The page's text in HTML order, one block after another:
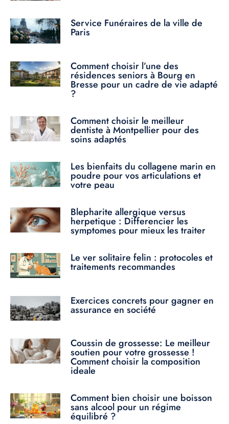
Service Funéraires de la ville de
Paris
Comment choisir l’une des
résidences seniors à Bourg en
Bresse pour un cadre de vie adapté
?
Comment choisir le meilleur
dentiste à Montpellier pour des
soins adaptés
Les bienfaits du collagene marin en
poudre pour vos articulations et
votre peau
Blepharite allergique versus
herpetique : Differencier les
symptomes pour mieux les traiter
Le ver solitaire felin : protocoles et
traitements recommandes
Exercices concrets pour gagner en
assurance en société
Coussin de grossesse: Le meilleur
soutien pour votre grossesse !
Comment choisir la composition
ideale
Comment bien choisir une boisson
sans alcool pour un régime
équilibré ?